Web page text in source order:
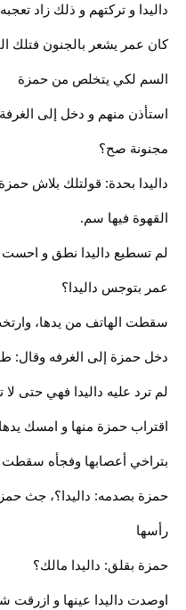
داليدا و تركتهم و ذلك زاد
كان عمر يشعر بالجنون فتلك
السم لكي يتخلص من حمزة
استأذن منهم و دخل إلى
مجنونة صح؟
داليدا بحدة: قولتلك بلاش
القهوة فيها سم.
لم تسطيع داليدا نطق و
عمر بتوجس داليدا؟
سقطت الهاتف من يدها،
دخل حمزة إلى الغرفه وقال:
لم ترد عليه داليدا فهي حتى
اقتراب حمزة منها و امسك
بتراخي أعصابها وفجأه سقطت
حمزة بصدمه: داليدا؟، جث
رأسها
حمزة بقلق: داليدا مالك؟
اوصدت داليدا عينها و ازرقت